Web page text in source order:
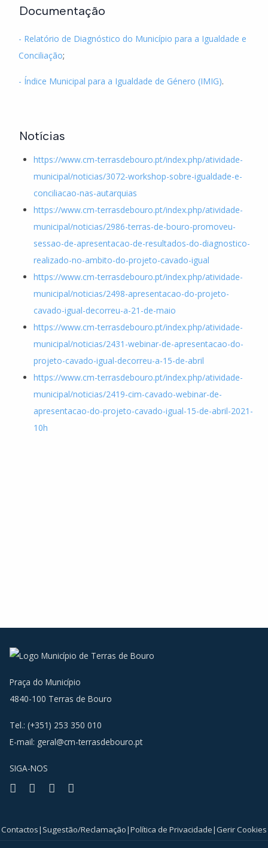
Documentação
- Relatório de Diagnóstico do Município para a Igualdade e
Conciliação;
- Índice Municipal para a Igualdade de Género (IMIG).
Notícias
https://www.cm-terrasdebouro.pt/index.php/atividade-
municipal/noticias/3072-workshop-sobre-igualdade-e-
conciliacao-nas-autarquias
https://www.cm-terrasdebouro.pt/index.php/atividade-
municipal/noticias/2986-terras-de-bouro-promoveu-
sessao-de-apresentacao-de-resultados-do-diagnostico-
realizado-no-ambito-do-projeto-cavado-igual
https://www.cm-terrasdebouro.pt/index.php/atividade-
municipal/noticias/2498-apresentacao-do-projeto-
cavado-igual-decorreu-a-21-de-maio
https://www.cm-terrasdebouro.pt/index.php/atividade-
municipal/noticias/2431-webinar-de-apresentacao-do-
projeto-cavado-igual-decorreu-a-15-de-abril
https://www.cm-terrasdebouro.pt/index.php/atividade-
municipal/noticias/2419-cim-cavado-webinar-de-
apresentacao-do-projeto-cavado-igual-15-de-abril-2021-
10h
Praça do Município
4840-100 Terras de Bouro
Tel.: (+351) 253 350 010
E-mail: geral@cm-terrasdebouro.pt
SIGA-NOS
Facebook
Youtube
Instagram
Contactos| Sugestão/Reclamação|Política de Privacidade|Gerir Cookies